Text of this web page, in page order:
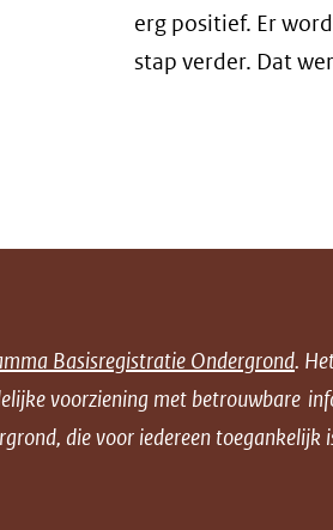
erg positief. Er
stap verder. Dat
Basisregistratie Ondergrond.
voorziening met betrouwbare
die voor iedereen toegankelijk